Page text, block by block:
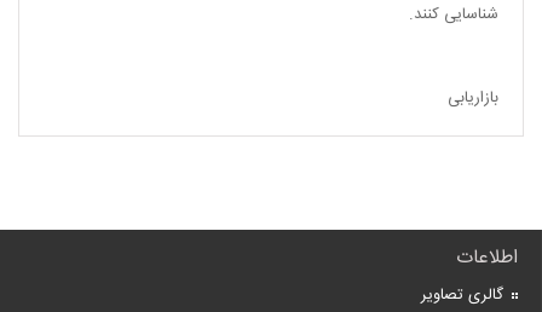
شناسایی کنند.
بازاریابی
اطلاعات
گالری تصاویر